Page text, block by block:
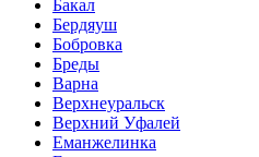
Бакал
Бердяуш
Бобровка
Бреды
Варна
Верхнеуральск
Верхний Уфалей
Еманжелинка